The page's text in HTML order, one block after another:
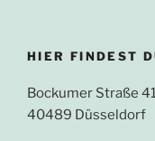
HIER FINDEST
Bockumer Straße
40489 Düsseldorf